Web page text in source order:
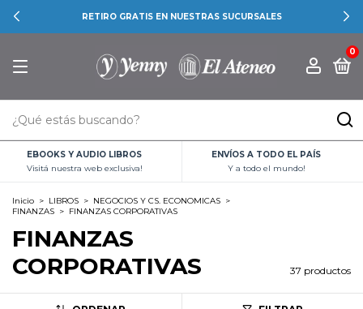
RETIRO GRATIS EN NUESTRAS SUCURSALES
0
EBOOKS Y AUDIO LIBROS
Visitá nuestra web exclusiva!
ENVÍOS A TODO EL PAÍS
Y a todo el mundo!
Inicio > LIBROS > NEGOCIOS Y CS. ECONOMICAS >
FINANZAS > FINANZAS CORPORATIVAS
FINANZAS
CORPORATIVAS
37 productos